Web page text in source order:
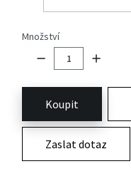
Množství
Koupit
Zaslat dotaz